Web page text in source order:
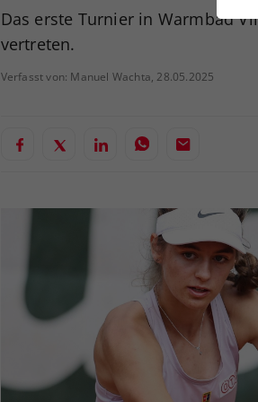
Das erste Turnier in Warmbad
vertreten.
Verfasst von: Manuel Wachta, 28.05.2025